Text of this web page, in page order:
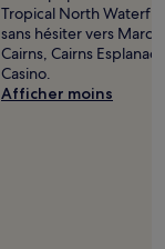
Tropical North
sans hésiter vers
Cairns, Cairns
Casino.
Afficher moins